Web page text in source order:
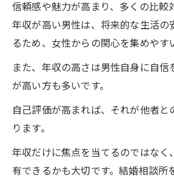
信頼感や魅力が高まり、多くの比較
年収が高い男性は、将来的な生活の
るため、女性からの関心を集めやす
また、年収の高さは男性自身に自
が高い方も多いです。
自己評価が高まれば、それが他者と
ります。
年収だけに焦点を当てるのではなく
有できるかも大切です。結婚相談所